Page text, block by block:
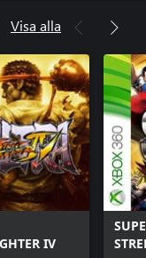
Visa alla
IV